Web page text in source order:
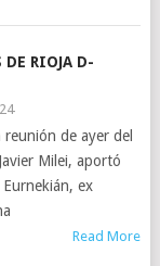
DE RIOJA D-
de ayer del
Milei, aportó
ex
Read More